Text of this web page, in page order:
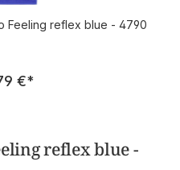
Feeling reflex blue - 4790
Preis:
€*
reflex blue -